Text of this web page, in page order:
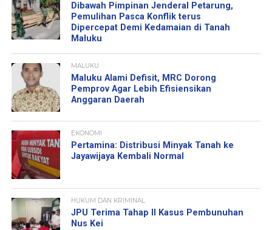
Dibawah Pimpinan Jenderal Petarung,
Pemulihan Pasca Konflik terus
Dipercepat Demi Kedamaian di Tanah
Maluku
MALUKU
Maluku Alami Defisit, MRC Dorong
Pemprov Agar Lebih Efisiensikan
Anggaran Daerah
EKONOMI
Pertamina: Distribusi Minyak Tanah ke
Jayawijaya Kembali Normal
HUKUM DAN KRIMINAL
JPU Terima Tahap II Kasus Pembunuhan
Nus Kei